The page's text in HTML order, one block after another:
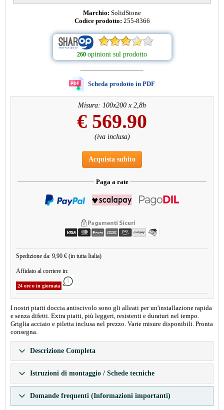
Marchio: SolidStone
Codice prodotto: 255-8366
260 opinioni sul prodotto
Scheda prodotto in PDF
Misura: 100x200 x 2,8h
€ 569.90
(iva inclusa)
Acquista subito
Paga a rate
Spedizione da: 9,90 € (in tutta Italia)
Affidato al corriere in:
24 ore o in giornata
I nostri piatti doccia antiscivolo sono gli alleati per un'installazione rapida
e senza difetti. Extra piatti, più leggeri, resistenti e duraturi nel tempo.
Griglia acciaio e piletta inclusa nel prezzo. Varie misure disponibili. Pronta
consegna.
Descrizione Completa
Istruzioni di montaggio / Schede tecniche
Domande frequenti (Informazioni importanti)